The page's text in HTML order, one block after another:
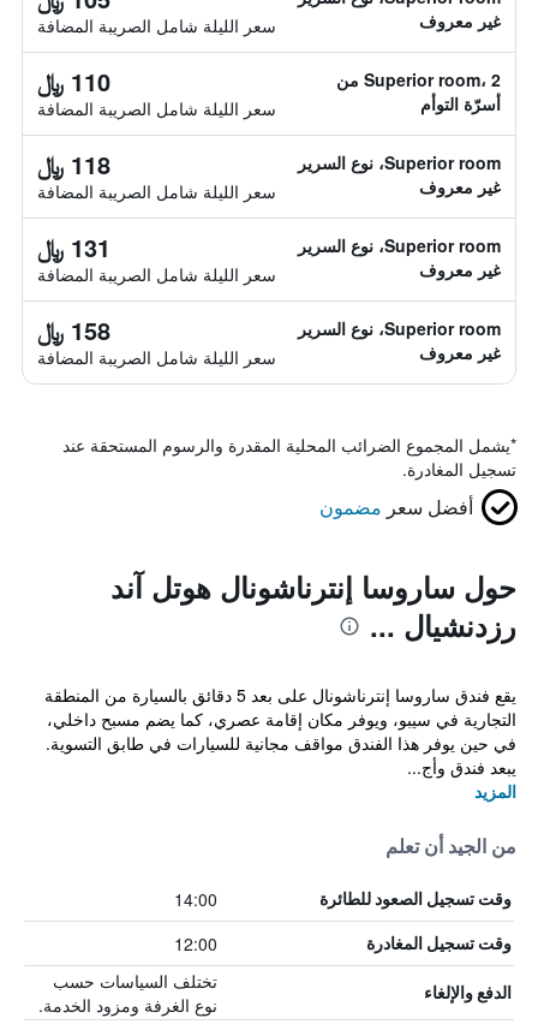
غير معروف
سعر الليلة شامل الصريبة المضافة
Superior room، 2 من
أسرّة التوأم
110 ﷼
سعر الليلة شامل الصريبة المضافة
Superior room، نوع السرير
غير معروف
118 ﷼
سعر الليلة شامل الصريبة المضافة
Superior room، نوع السرير
غير معروف
131 ﷼
سعر الليلة شامل الصريبة المضافة
Superior room، نوع السرير
غير معروف
158 ﷼
سعر الليلة شامل الصريبة المضافة
*يشمل المجموع الضرائب المحلية المقدرة والرسوم المستحقة عند
تسجيل المغادرة.
أفضل سعر مضمون
حول ساروسا إنترناشونال هوتل آند
رزدنشيال ...
يقع فندق ساروسا إنترناشونال على بعد 5 دقائق بالسيارة من المنطقة
التجارية في سيبو، ويوفر مكان إقامة عصري، كما يضم مسبح داخلي،
في حين يوفر هذا الفندق مواقف مجانية للسيارات في طابق التسوية.
يبعد فندق وأج...
المزيد
من الجيد أن تعلم
وقت تسجيل الصعود للطائرة 14:00
وقت تسجيل المغادرة 12:00
الدفع والإلغاء
تختلف السياسات حسب
نوع الغرفة ومزود الخدمة.